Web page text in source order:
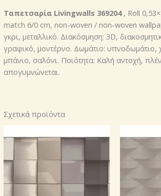
Ταπετσαρία Livingwalls 369204, Roll
match 6/0 cm, non-woven / non-woven
γκρι, μεταλλικό. Διακόσμηση: 3D,
γραφικό, μοντέρνο. Δωμάτιο: υπνοδωμάτιο,
μπάνιο, σαλόνι. Ποιότητα: Καλή αντοχή,
απογυμνώνεται.
Σχετικά προϊόντα